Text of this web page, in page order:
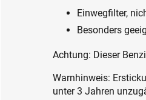
Einwegfilter,
Besonders
Achtung: Dieser
Warnhinweis:
unter 3 Jahren